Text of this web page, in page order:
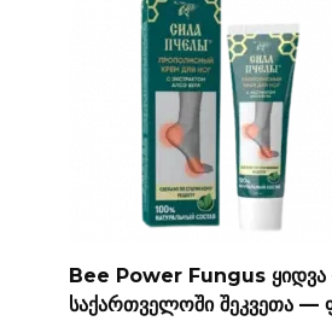
Bee Power Fungus
საქართველოში შეკვეთა —